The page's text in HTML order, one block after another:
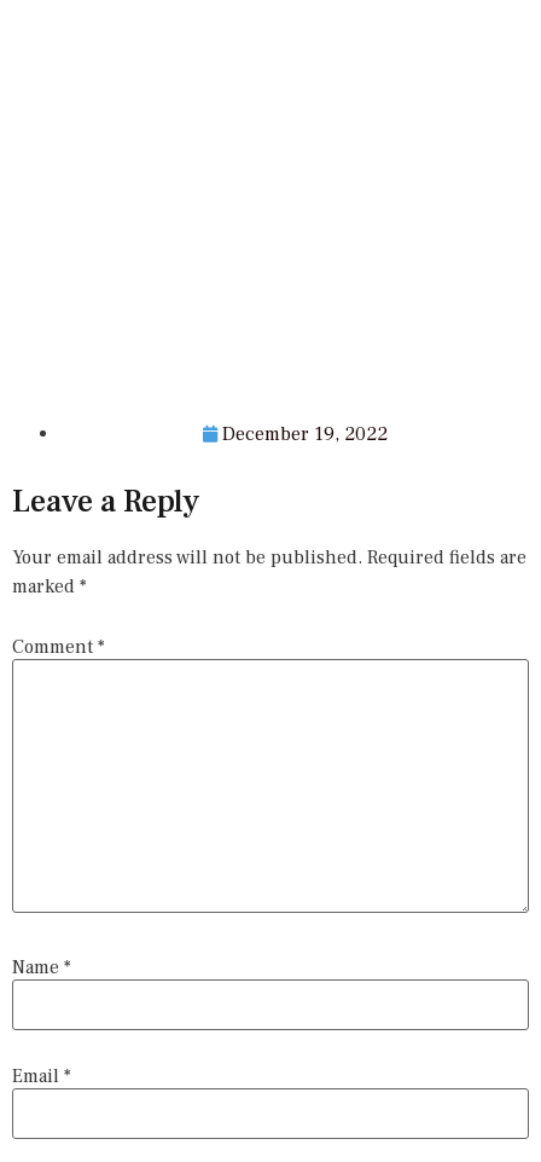
December 19, 2022
Leave a Reply
Your email address will not be published. Required fields are
marked *
Comment *
Name *
Email *